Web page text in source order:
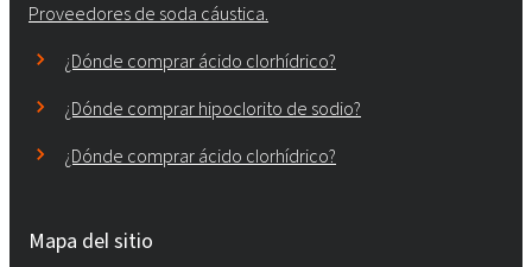
Proveedores de soda cáustica.
¿Dónde comprar ácido clorhídrico?
¿Dónde comprar hipoclorito de sodio?
¿Dónde comprar ácido clorhídrico?
Mapa del sitio